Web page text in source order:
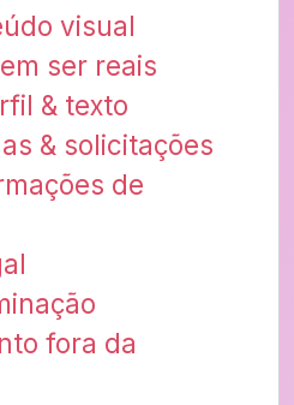
visual
ser reais
& texto
& solicitações
de
fora da